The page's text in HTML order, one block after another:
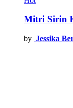
Mitri Sirin
by Jessika